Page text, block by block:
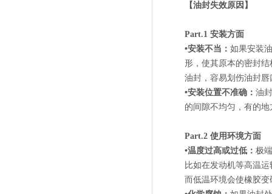
【油封失效原因】
Part.1 安装方面
•安装不当： 如果安装
形，使其原本的密封
油封，容易划伤油封唇
•安装位置不准确： 油
的间隙不均匀，有的
Part.2 使用环境方面
•温度过高或过低： 极
比如在发动机等高温
而低温环境会使橡胶